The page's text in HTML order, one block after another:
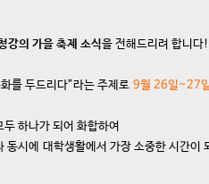
강의 가을 축제 소식을 전해드리려 합니다!
를 두드리다”라는 주제로 9월 26일~27
하나가 되어 화합하여
동시에 대학생활에서 가장 소중한 시간이